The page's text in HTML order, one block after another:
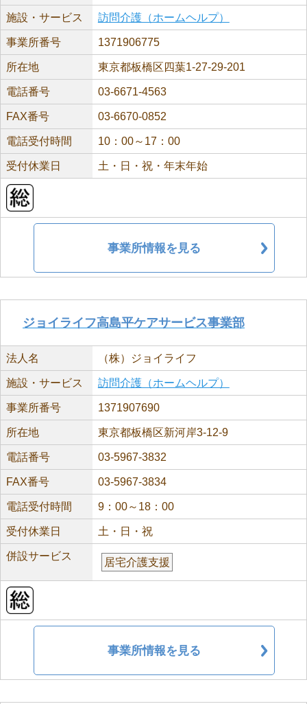
施設・サービス 訪問介護（ホームヘルプ）
事業所番号 1371906775
所在地 東京都板橋区四葉1-27-29-201
電話番号 03-6671-4563
FAX番号 03-6670-0852
電話受付時間 10：00～17：00
受付休業日 土・日・祝・年末年始
事業所情報を見る
ジョイライフ高島平ケアサービス事業部
法人名 （株）ジョイライフ
施設・サービス 訪問介護（ホームヘルプ）
事業所番号 1371907690
所在地 東京都板橋区新河岸3-12-9
電話番号 03-5967-3832
FAX番号 03-5967-3834
電話受付時間 9：00～18：00
受付休業日 土・日・祝
併設サービス
居宅介護支援
事業所情報を見る